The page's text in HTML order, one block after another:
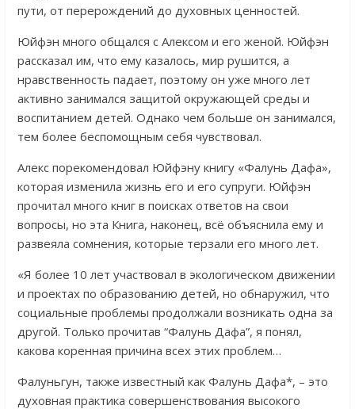
пути, от перерождений до духовных ценностей.
Юйфэн много общался с Алексом и его женой. Юйфэн
рассказал им, что ему казалось, мир рушится, а
нравственность падает, поэтому он уже много лет
активно занимался защитой окружающей среды и
воспитанием детей. Однако чем больше он занимался,
тем более беспомощным себя чувствовал.
Алекс порекомендовал Юйфэну книгу «Фалунь Дафа»,
которая изменила жизнь его и его супруги. Юйфэн
прочитал много книг в поисках ответов на свои
вопросы, но эта Книга, наконец, всё объяснила ему и
развеяла сомнения, которые терзали его много лет.
«Я более 10 лет участвовал в экологическом движении
и проектах по образованию детей, но обнаружил, что
социальные проблемы продолжали возникать одна за
другой. Только прочитав “Фалунь Дафа”, я понял,
какова коренная причина всех этих проблем…
Фалуньгун, также известный как Фалунь Дафа*, – это
духовная практика совершенствования высокого